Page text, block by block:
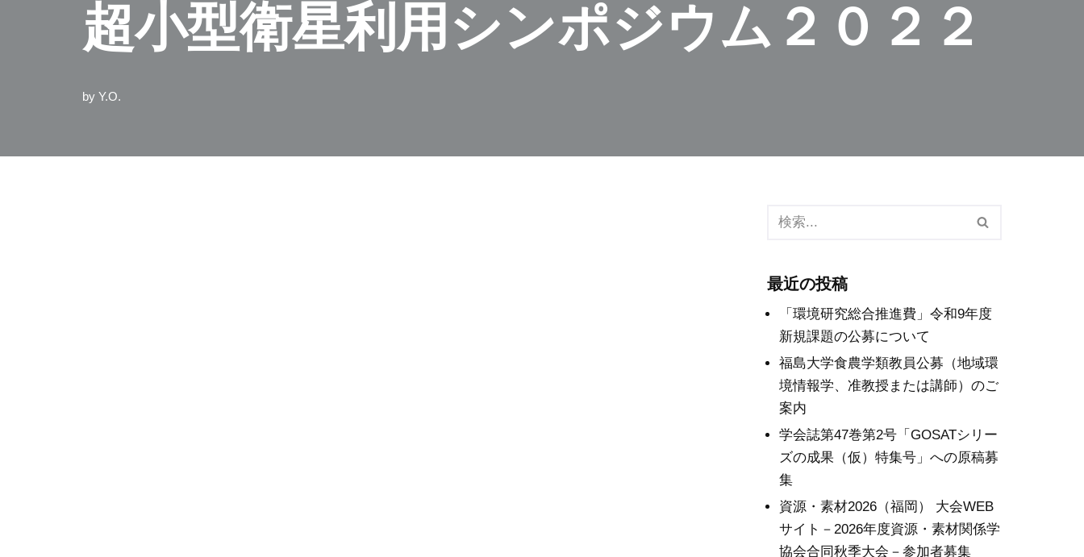
超小型衛星利用シンポジウム２０２２
by Y.O.
最近の投稿
「環境研究総合推進費」令和9年度
新規課題の公募について
福島大学食農学類教員公募（地域環
境情報学、准教授または講師）のご
案内
学会誌第47巻第2号「GOSATシリー
ズの成果（仮）特集号」への原稿募
集
資源・素材2026（福岡） 大会WEB
サイト－2026年度資源・素材関係学
協会合同秋季大会－参加者募集